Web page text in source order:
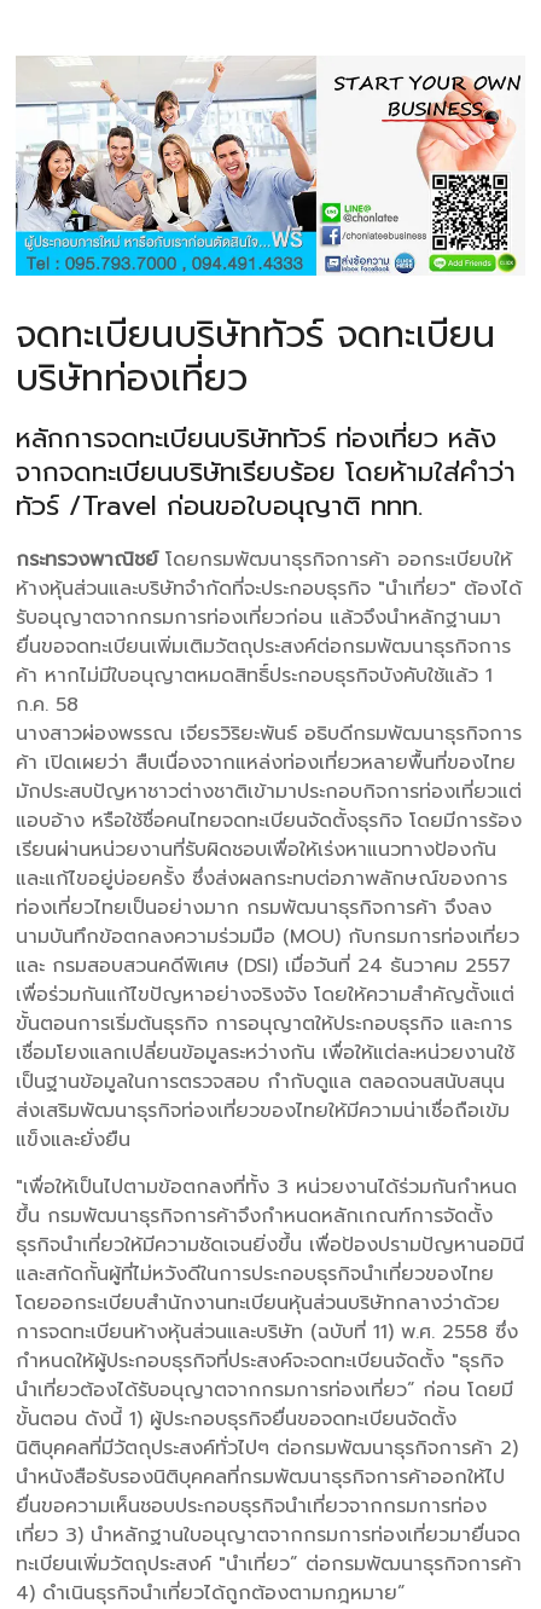
จดทะเบียนบริษัททัวร์ จดทะเบียน
บริษัทท่องเที่ยว
หลักการจดทะเบียนบริษัททัวร์ ท่องเที่ยว หลัง
จากจดทะเบียนบริษัทเรียบร้อย โดยห้ามใส่คำว่า
ทัวร์ /Travel ก่อนขอใบอนุญาติ ททท.
กระทรวงพาณิชย์โดยกรมพัฒนาธุรกิจการค้า ออกระเบียบให้
ห้างหุ้นส่วนและบริษัทจำกัดที่จะประกอบธุรกิจ "นำเที่ยว" ต้องได้
รับอนุญาตจากกรมการท่องเที่ยวก่อน แล้วจึงนำหลักฐานมา
ยื่นขอจดทะเบียนเพิ่มเติมวัตถุประสงค์ต่อกรมพัฒนาธุรกิจการ
ค้า หากไม่มีใบอนุญาตหมดสิทธิ์ประกอบธุรกิจบังคับใช้แล้ว 1
ก.ค. 58
นางสาวผ่องพรรณ เจียรวิริยะพันธ์ อธิบดีกรมพัฒนาธุรกิจการ
ค้า เปิดเผยว่า สืบเนื่องจากแหล่งท่องเที่ยวหลายพื้นที่ของไทย
มักประสบปัญหาชาวต่างชาติเข้ามาประกอบกิจการท่องเที่ยวแต่
แอบอ้าง หรือใช้ชื่อคนไทยจดทะเบียนจัดตั้งธุรกิจ โดยมีการร้อง
เรียนผ่านหน่วยงานที่รับผิดชอบเพื่อให้เร่งหาแนวทางป้องกัน
และแก้ไขอยู่บ่อยครั้ง ซึ่งส่งผลกระทบต่อภาพลักษณ์ของการ
ท่องเที่ยวไทยเป็นอย่างมาก กรมพัฒนาธุรกิจการค้า จึงลง
นามบันทึกข้อตกลงความร่วมมือ (MOU) กับกรมการท่องเที่ยว
และ กรมสอบสวนคดีพิเศษ (DSI) เมื่อวันที่ 24 ธันวาคม 2557
เพื่อร่วมกันแก้ไขปัญหาอย่างจริงจัง โดยให้ความสำคัญตั้งแต่
ขั้นตอนการเริ่มต้นธุรกิจ การอนุญาตให้ประกอบธุรกิจ และการ
เชื่อมโยงแลกเปลี่ยนข้อมูลระหว่างกัน เพื่อให้แต่ละหน่วยงานใช้
เป็นฐานข้อมูลในการตรวจสอบ กำกับดูแล ตลอดจนสนับสนุน
ส่งเสริมพัฒนาธุรกิจท่องเที่ยวของไทยให้มีความน่าเชื่อถือเข้ม
แข็งและยั่งยืน
"เพื่อให้เป็นไปตามข้อตกลงที่ทั้ง 3 หน่วยงานได้ร่วมกันกำหนด
ขึ้น กรมพัฒนาธุรกิจการค้าจึงกำหนดหลักเกณฑ์การจัดตั้ง
ธุรกิจนำเที่ยวให้มีความชัดเจนยิ่งขึ้น เพื่อป้องปรามปัญหานอมินี
และสกัดกั้นผู้ที่ไม่หวังดีในการประกอบธุรกิจนำเที่ยวของไทย
โดยออกระเบียบสำนักงานทะเบียนหุ้นส่วนบริษัทกลางว่าด้วย
การจดทะเบียนห้างหุ้นส่วนและบริษัท (ฉบับที่ 11) พ.ศ. 2558 ซึ่ง
กำหนดให้ผู้ประกอบธุรกิจที่ประสงค์จะจดทะเบียนจัดตั้ง "ธุรกิจ
นำเที่ยวต้องได้รับอนุญาตจากกรมการท่องเที่ยว” ก่อน โดยมี
ขั้นตอน ดังนี้ 1) ผู้ประกอบธุรกิจยื่นขอจดทะเบียนจัดตั้ง
นิติบุคคลที่มีวัตถุประสงค์ทั่วไปๆ ต่อกรมพัฒนาธุรกิจการค้า 2)
นำหนังสือรับรองนิติบุคคลที่กรมพัฒนาธุรกิจการค้าออกให้ไป
ยื่นขอความเห็นชอบประกอบธุรกิจนำเที่ยวจากกรมการท่อง
เที่ยว 3) นำหลักฐานใบอนุญาตจากกรมการท่องเที่ยวมายื่นจด
ทะเบียนเพิ่มวัตถุประสงค์ "นำเที่ยว” ต่อกรมพัฒนาธุรกิจการค้า
4) ดำเนินธุรกิจนำเที่ยวได้ถูกต้องตามกฎหมาย”